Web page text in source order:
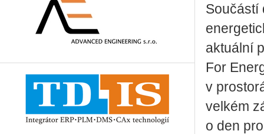
Součástí
aktuální
For
v
velkém
o den